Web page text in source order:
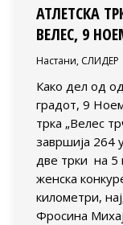
АТЛЕТСКА
ВЕЛЕС, 9
Настани, СЛИДЕР
Како дел од
градот, 9
трка „Велес
завршија 264
две трки на 5
женска
километри,
Фросина